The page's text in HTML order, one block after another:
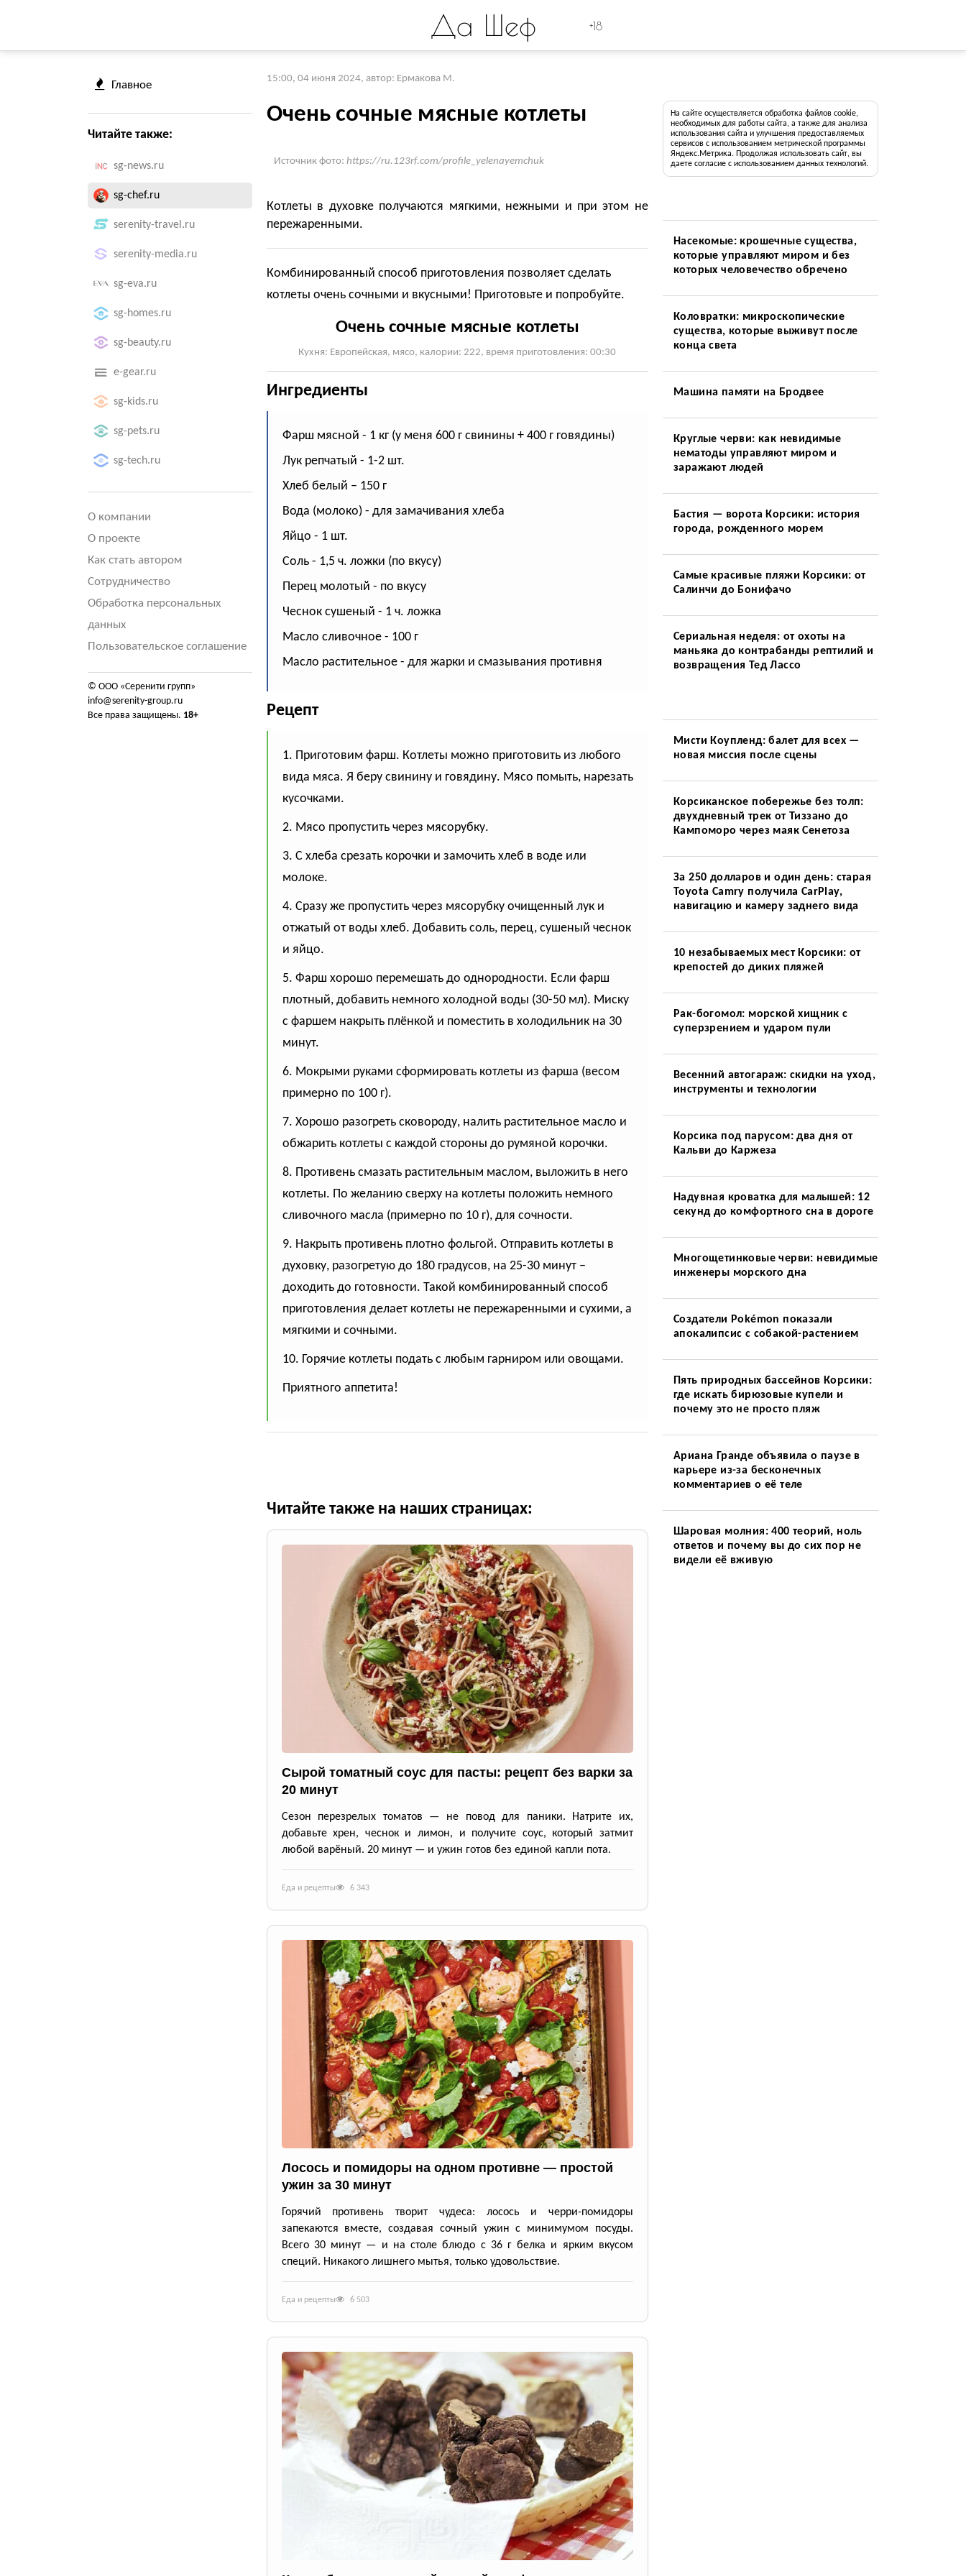
Да Шеф +18
Главное
Читайте также:
sg-news.ru
sg-chef.ru
serenity-travel.ru
serenity-media.ru
sg-eva.ru
sg-homes.ru
sg-beauty.ru
e-gear.ru
sg-kids.ru
sg-pets.ru
sg-tech.ru
О компании
О проекте
Как стать автором
Сотрудничество
Обработка персональных
данных
Пользовательское соглашение
© ООО «Серенити групп»
info@serenity-group.ru
Все права защищены. 18+
15:00, 04 июня 2024, автор: Ермакова М.
Очень сочные мясные котлеты
Источник фото: https://ru.123rf.com/profile_yelenayemchuk
Котлеты в духовке получаются мягкими, нежными и при этом не
пережаренными.
Комбинированный способ приготовления позволяет сделать
котлеты очень сочными и вкусными! Приготовьте и попробуйте.
Очень сочные мясные котлеты
Кухня: Европейская, мясо, калории: 222, время приготовления: 00:30
Ингредиенты
Фарш мясной - 1 кг (у меня 600 г свинины + 400 г говядины)
Лук репчатый - 1-2 шт.
Хлеб белый – 150 г
Вода (молоко) - для замачивания хлеба
Яйцо - 1 шт.
Соль - 1,5 ч. ложки (по вкусу)
Перец молотый - по вкусу
Чеснок сушеный - 1 ч. ложка
Масло сливочное - 100 г
Масло растительное - для жарки и смазывания противня
Рецепт
1. Приготовим фарш. Котлеты можно приготовить из любого
вида мяса. Я беру свинину и говядину. Мясо помыть, нарезать
кусочками.
2. Мясо пропустить через мясорубку.
3. С хлеба срезать корочки и замочить хлеб в воде или
молоке.
4. Сразу же пропустить через мясорубку очищенный лук и
отжатый от воды хлеб. Добавить соль, перец, сушеный чеснок
и яйцо.
5. Фарш хорошо перемешать до однородности. Если фарш
плотный, добавить немного холодной воды (30-50 мл). Миску
с фаршем накрыть плёнкой и поместить в холодильник на 30
минут.
6. Мокрыми руками сформировать котлеты из фарша (весом
примерно по 100 г).
7. Хорошо разогреть сковороду, налить растительное масло и
обжарить котлеты с каждой стороны до румяной корочки.
8. Противень смазать растительным маслом, выложить в него
котлеты. По желанию сверху на котлеты положить немного
сливочного масла (примерно по 10 г), для сочности.
9. Накрыть противень плотно фольгой. Отправить котлеты в
духовку, разогретую до 180 градусов, на 25-30 минут –
доходить до готовности. Такой комбинированный способ
приготовления делает котлеты не пережаренными и сухими, а
мягкими и сочными.
10. Горячие котлеты подать с любым гарниром или овощами.
Приятного аппетита!
Читайте также на наших страницах:
Сырой томатный соус для пасты: рецепт без варки за
20 минут
Сезон перезрелых томатов — не повод для паники. Натрите их,
добавьте хрен, чеснок и лимон, и получите соус, который затмит
любой варёный. 20 минут — и ужин готов без единой капли пота.
Еда и рецепты 6 343
Лосось и помидоры на одном противне — простой
ужин за 30 минут
Горячий противень творит чудеса: лосось и черри-помидоры
запекаются вместе, создавая сочный ужин с минимумом посуды.
Всего 30 минут — и на столе блюдо с 36 г белка и ярким вкусом
специй. Никакого лишнего мытья, только удовольствие.
Еда и рецепты 6 503
На сайте осуществляется обработка файлов cookie,
необходимых для работы сайта, а также для анализа
использования сайта и улучшения предоставляемых
сервисов с использованием метрической программы
Яндекс.Метрика. Продолжая использовать сайт, вы
даете согласие с использованием данных технологий.
Насекомые: крошечные существа,
которые управляют миром и без
которых человечество обречено
Коловратки: микроскопические
существа, которые выживут после
конца света
Машина памяти на Бродвее
Круглые черви: как невидимые
нематоды управляют миром и
заражают людей
Бастия — ворота Корсики: история
города, рожденного морем
Самые красивые пляжи Корсики: от
Салинчи до Бонифачо
Сериальная неделя: от охоты на
маньяка до контрабанды рептилий и
возвращения Тед Лассо
Мисти Коупленд: балет для всех —
новая миссия после сцены
Корсиканское побережье без толп:
двухдневный трек от Тиззано до
Кампоморо через маяк Сенетоза
За 250 долларов и один день: старая
Toyota Camry получила CarPlay,
навигацию и камеру заднего вида
10 незабываемых мест Корсики: от
крепостей до диких пляжей
Рак-богомол: морской хищник с
суперзрением и ударом пули
Весенний автогараж: скидки на уход,
инструменты и технологии
Корсика под парусом: два дня от
Кальви до Каржеза
Надувная кроватка для малышей: 12
секунд до комфортного сна в дороге
Многощетинковые черви: невидимые
инженеры морского дна
Создатели Pokémon показали
апокалипсис с собакой-растением
Пять природных бассейнов Корсики:
где искать бирюзовые купели и
почему это не просто пляж
Ариана Гранде объявила о паузе в
карьере из-за бесконечных
комментариев о её теле
Шаровая молния: 400 теорий, ноль
ответов и почему вы до сих пор не
видели её вживую